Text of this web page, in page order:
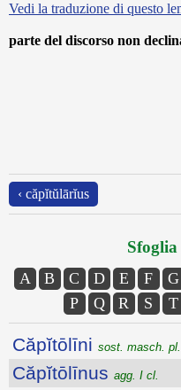
Vedi la traduzione di questo
parte del discorso non
‹ căpĭtŭlārĭus
A B C D E F G
P
Q R S T
Căpĭtōlīni sost. masch.
Căpĭtōlīnus agg. I cl.